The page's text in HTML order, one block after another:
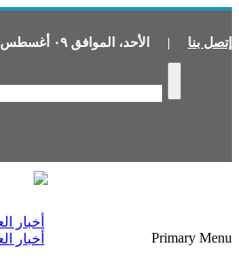
إتصل بنا | الأحد، الموافق ٠٩ أغسطس
Primary Menu